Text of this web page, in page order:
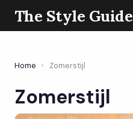
The Style Guide
Home › Zomerstijl
Zomerstijl